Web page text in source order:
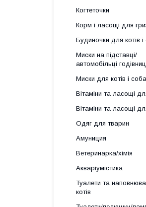
Когтеточки
Корм і ласощі для
Будиночки для котів
Миски на підставці/
автомобільці
Миски для котів і
Вітаміни та ласощі
Вітаміни та ласощі
Одяг для тварин
Амуниция
Ветеринарка/хімія
Акваріумістика
Туалети та
котів